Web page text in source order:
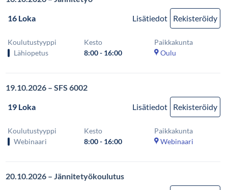
16 Loka
Lisätiedot Rekisteröidy
Koulutustyyppi
Lähiopetus
Kesto
8:00 - 16:00
Paikkakunta
Oulu
19.10.2026 – SFS 6002
19 Loka
Lisätiedot Rekisteröidy
Koulutustyyppi
Webinaari
Kesto
8:00 - 16:00
Paikkakunta
Webinaari
20.10.2026 – Jännitetyökoulutus